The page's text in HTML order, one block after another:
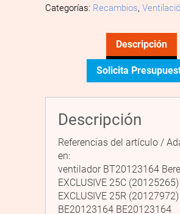
Categorías: Recambios,
Descripción
Solicita
Descripción
Referencias del artículo /
en:
ventilador BT20123164
EXCLUSIVE 25C (20125265)
EXCLUSIVE 25R (20127972)
BE20123164 BE20123164